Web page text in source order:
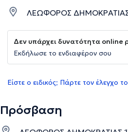
ΛΕΩΦΟΡΟΣ ΔΗΜΟΚΡΑΤΙΑΣ
Δεν υπάρχει δυνατότητα online
Εκδήλωσε το ενδιαφέρον σου
Είστε ο ειδικός; Πάρτε τον έλεγχο
Πρόσβαση